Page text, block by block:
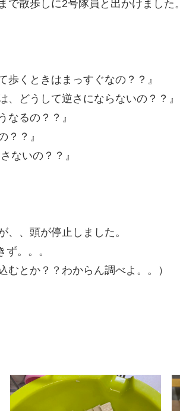
散歩しに2号隊員と出かけました。
歩くときはまっすぐなの？？』
、どうして逆さにならないの？？』
なるの？？』
？？』
ないの？？』
、、頭が停止しました。
。。。
むとか？？わからん調べよ。。）